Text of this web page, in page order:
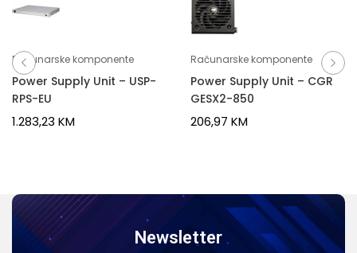
Računarske komponente
Power Supply Unit – USP-
RPS-EU
1.283,23 KM
Računarske komponente
Power Supply Unit – CGR
GESX2-850
206,97 KM
Newsletter